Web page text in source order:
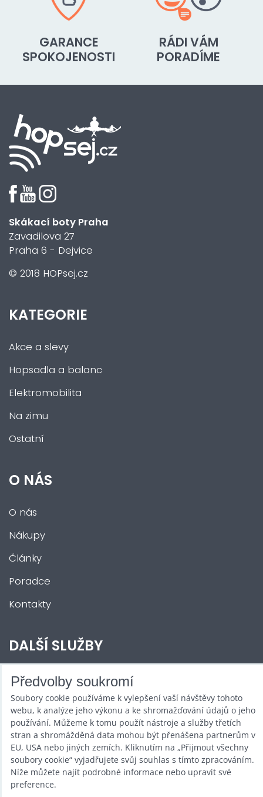
GARANCE
SPOKOJENOSTI
RÁDI VÁM
PORADÍME
Skákací boty Praha
Zavadilova 27
Praha 6 - Dejvice
© 2018 HOPsej.cz
KATEGORIE
Akce a slevy
Hopsadla a balanc
Elektromobilita
Na zimu
Ostatní
O NÁS
O nás
Nákupy
Články
Poradce
Kontakty
DALŠÍ SLUŽBY
Zábava na Vaši akci
Půjčovna
Promotéři
Kurzy a setkání
Velkoobchod
Nabídka práce
Předvolby soukromí
Soubory cookie používáme k vylepšení vaší návštěvy tohoto
webu, k analýze jeho výkonu a ke shromažďování údajů o jeho
používání. Můžeme k tomu použít nástroje a služby třetích
stran a shromážděná data mohou být přenášena partnerům v
EU, USA nebo jiných zemích. Kliknutím na „Přijmout všechny
soubory cookie“ vyjadřujete svůj souhlas s tímto zpracováním.
Níže můžete najít podrobné informace nebo upravit své
preference.